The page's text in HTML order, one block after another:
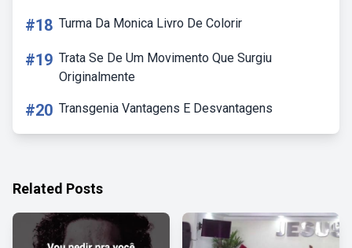
#18 Turma Da Monica Livro De Colorir
#19 Trata Se De Um Movimento Que Surgiu
Originalmente
#20 Transgenia Vantagens E Desvantagens
Related Posts